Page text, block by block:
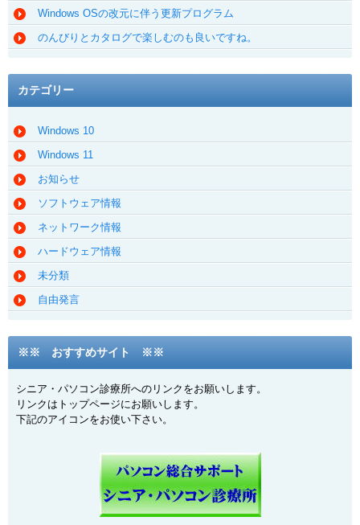
Windows OSの改元に伴う更新プログラム
のんびりとカタログで楽しむのも良いですね。
カテゴリー
Windows 10
Windows 11
お知らせ
ソフトウェア情報
ネットワーク情報
ハードウェア情報
未分類
自由発言
※※ おすすめサイト ※※
シニア・パソコン診療所へのリンクをお願いします。
リンクはトップページにお願いします。
下記のアイコンをお使い下さい。